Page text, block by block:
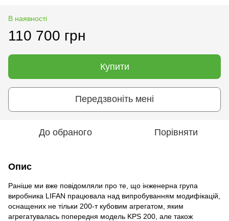
В наявності
110 700 грн
Купити
Передзвоніть мені
До обраного Порівняти
Опис
Раніше ми вже повідомляли про те, що інженерна група
виробника LIFAN працювала над випробуванням модифікацій,
оснащених не тільки 200-т кубовим агрегатом, яким
агрегатувалась попередня модель KPS 200, але також